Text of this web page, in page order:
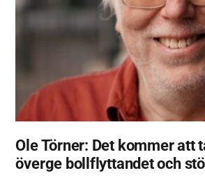
Ole Törner: Det kommer att
överge bollflyttandet och